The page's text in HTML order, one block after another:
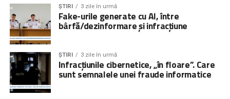
ȘTIRI 3 zile în urmă
Fake-urile generate cu AI, între
bârfă/dezinformare și infracțiune
ȘTIRI 3 zile în urmă
Infracțiunile cibernetice, „în floare”. Care
sunt semnalele unei fraude informatice